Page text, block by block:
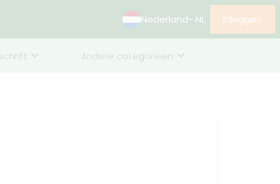
Nederland- NL Inloggen
Andere categorieën